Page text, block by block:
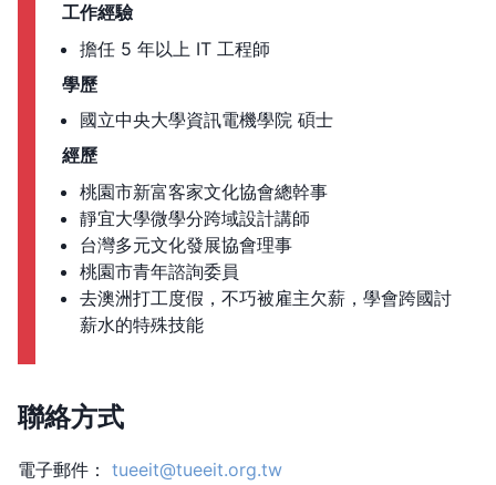
工作經驗
擔任 5 年以上 IT 工程師
學歷
國立中央大學資訊電機學院 碩士
經歷
桃園市新富客家文化協會總幹事
靜宜大學微學分跨域設計講師
台灣多元文化發展協會理事
桃園市青年諮詢委員
去澳洲打工度假，不巧被雇主欠薪，學會跨國討
薪水的特殊技能
聯絡方式
電子郵件： tueeit@tueeit.org.tw